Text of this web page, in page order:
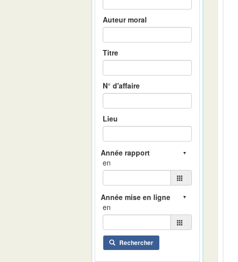
Auteur moral
Titre
N° d'affaire
Lieu
en
en
Rechercher